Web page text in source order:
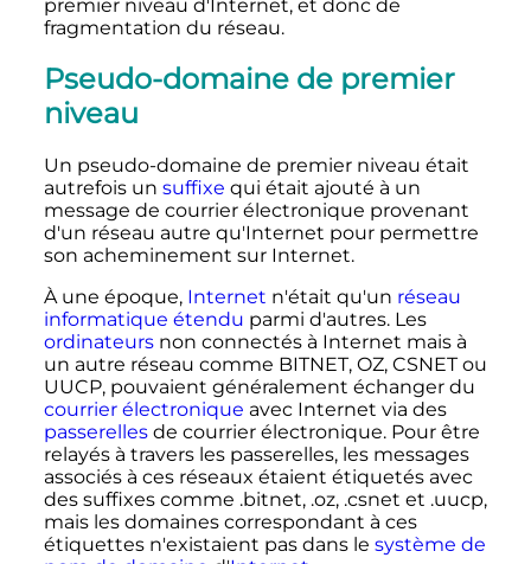
premier niveau d'Internet, et donc de
fragmentation du réseau.
Pseudo-domaine de premier
niveau
Un pseudo-domaine de premier niveau était
autrefois un suffixe qui était ajouté à un
message de courrier électronique provenant
d'un réseau autre qu'Internet pour permettre
son acheminement sur Internet.
À une époque, Internet n'était qu'un réseau
informatique étendu parmi d'autres. Les
ordinateursnon connectés à Internet mais à
un autre réseau comme BITNET, OZ, CSNET ou
UUCP, pouvaient généralement échanger du
courrier électronique avec Internet via des
passerellesde courrier électronique. Pour être
relayés à travers les passerelles, les messages
associés à ces réseaux étaient étiquetés avec
des suffixes comme .bitnet, .oz, .csnet et .uucp,
mais les domaines correspondant à ces
étiquettes n'existaient pas dans le système de